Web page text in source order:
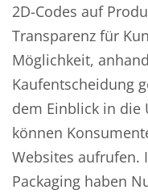
2D-Codes auf
Transparenz für
Möglichkeit,
Kaufentscheidung
dem Einblick in die
können
Websites aufrufen.
Packaging haben